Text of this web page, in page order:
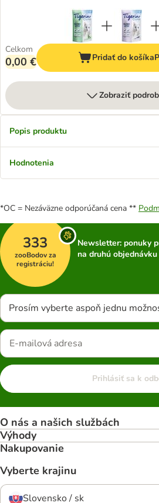
Celkom
0,00 € Pridať do košíka
Zobraziť
Popis produktu
Hodnotenia
*OC = Nezáväzne odporúčaná cena **
333
zooBodov za
registráciu!
Newsletter: ponuky
na druhú
Prosím vyberte aspoň jednu
Prihlásiť sa k
O nás a našich službách
Výhody
Nakupovanie
Vyberte krajinu
Slovensko / sk